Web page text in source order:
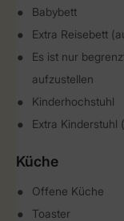
Babybett
Extra Reisebett
Es ist nur
aufzustellen
Kinderhochstuhl
Extra Kinderstuhl
Küche
Offene Küche
Toaster